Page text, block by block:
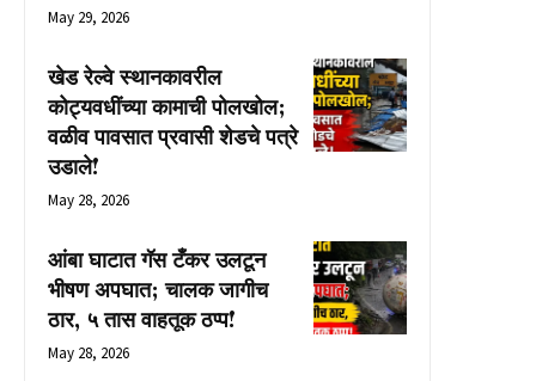
May 29, 2026
खेड रेल्वे स्थानकावरील
कोट्यवधींच्या कामाची पोलखोल;
वळीव पावसात प्रवासी शेडचे पत्रे
उडाले!
May 28, 2026
आंबा घाटात गॅस टँकर उलटून
भीषण अपघात; चालक जागीच
ठार, ५ तास वाहतूक ठप्प!
May 28, 2026